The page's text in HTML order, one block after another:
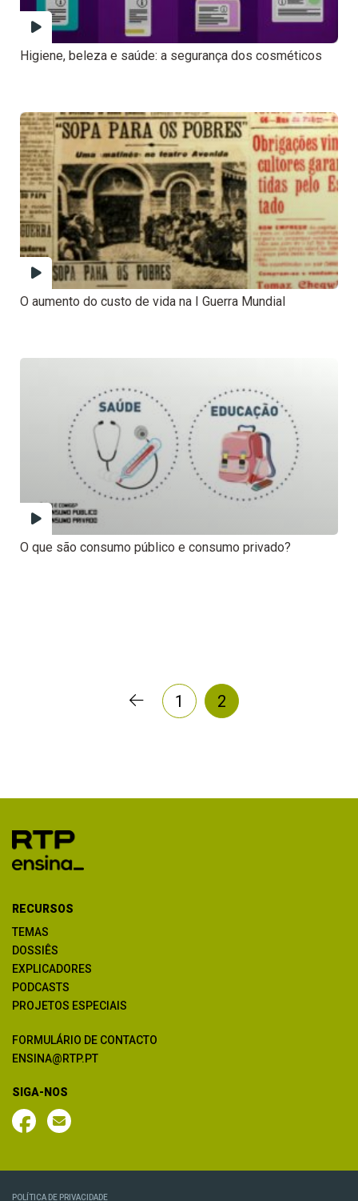
Higiene, beleza e saúde: a segurança dos cosméticos
O aumento do custo de vida na I Guerra Mundial
O que são consumo público e consumo privado?
1 2
RECURSOS
TEMAS
DOSSIÊS
EXPLICADORES
PODCASTS
PROJETOS ESPECIAIS
FORMULÁRIO DE CONTACTO
ENSINA@RTP.PT
SIGA-NOS
POLÍTICA DE PRIVACIDADE